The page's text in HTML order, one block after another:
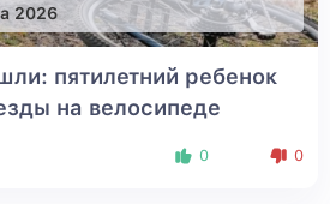
2026
пятилетний ребенок
на велосипеде
0 0